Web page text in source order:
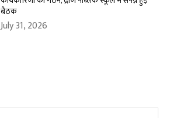
बैठक
July 31, 2026